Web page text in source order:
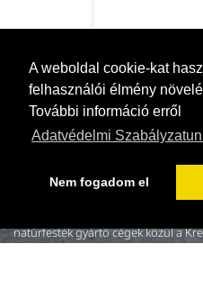
A weboldal cookie-kat
felhasználói élmény
További információ erről
Adatvédelmi
Nem fogadom el
A naturillo.hu mögött egy kis
gyerekek) tevékenykedik. 2000-ben
felújításakor nem találtunk
magyar piacon. A neten fellelt és
natúrfesték gyártó cégek közül a
leginkább hitelesnek.